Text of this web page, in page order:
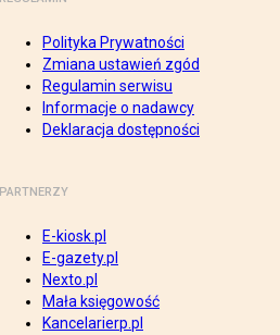
Polityka Prywatności
Zmiana ustawień zgód
Regulamin serwisu
Informacje o nadawcy
Deklaracja dostępności
PARTNERZY
E-kiosk.pl
E-gazety.pl
Nexto.pl
Mała księgowość
Kancelarierp.pl